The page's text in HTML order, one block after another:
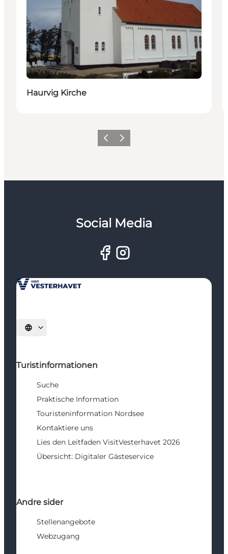
Haurvig Kirche
ZurückWeiter
Social Media
Sprache auswählen
Turistinformationen
Suche
Praktische Information
Touristeninformation Nordsee
Kontaktiere uns
Lies den Leitfaden VisitVesterhavet 2026
Übersicht: Digitaler Gästeservice
Andre sider
Stellenangebote
Webzugang